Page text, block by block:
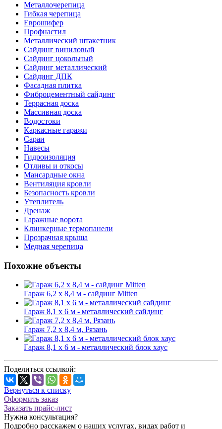
Металлочерепица
Гибкая черепица
Еврошифер
Профнастил
Металлический штакетник
Сайдинг виниловый
Сайдинг цокольный
Сайдинг металлический
Сайдинг ДПК
Фасадная плитка
Фиброцементный сайдинг
Террасная доска
Массивная доска
Водостоки
Каркасные гаражи
Сараи
Навесы
Гидроизоляция
Отливы и откосы
Мансардные окна
Вентиляция кровли
Безопасность кровли
Утеплитель
Дренаж
Гаражные ворота
Клинкерные термопанели
Прозрачная крыша
Медная черепица
Похожие объекты
Гараж 6,2 х 8,4 м - сайдинг Mitten
Гараж 8,1 х 6 м - металлический сайдинг
Гараж 7,2 х 8,4 м, Рязань
Гараж 8,1 х 6 м - металлический блок хаус
Поделиться ссылкой:
Вернуться к списку
Оформить заказ
Заказать прайс-лист
Нужна консультация?
Подробно расскажем о наших услугах, видах работ и